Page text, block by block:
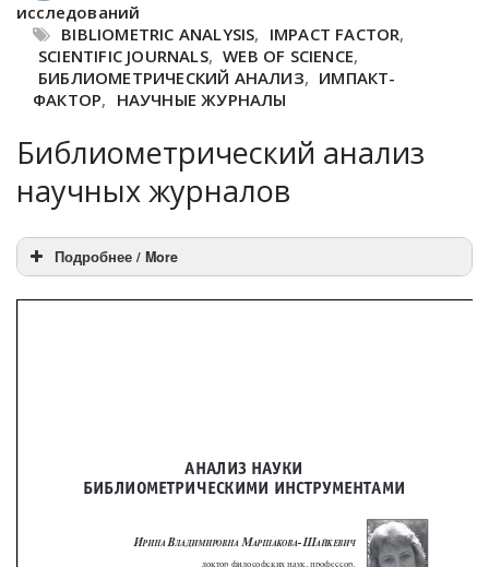
исследований
BIBLIOMETRIC ANALYSIS, IMPACT FACTOR,
SCIENTIFIC JOURNALS, WEB OF SCIENCE,
БИБЛИОМЕТРИЧЕСКИЙ АНАЛИЗ, ИМПАКТ-
ФАКТОР, НАУЧНЫЕ ЖУРНАЛЫ
Библиометрический анализ
научных журналов
Подробнее / More